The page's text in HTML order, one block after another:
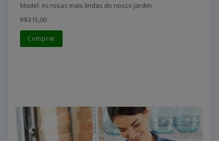
Model: As rosas mais lindas do nosso Jardim
R$315,00
Comprar